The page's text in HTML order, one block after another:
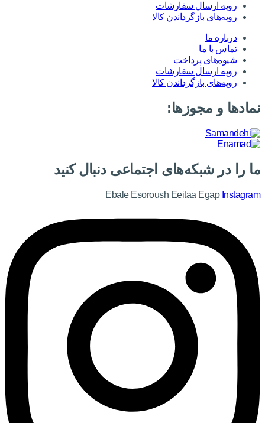
رویه ارسال سفارشات
رویه‌های بازگرداندن کالا
درباره ما
تماس با ما
شیوه‌های پرداخت
رویه ارسال سفارشات
رویه‌های بازگرداندن کالا
نمادها و مجوزها:
ما را در شبکه‌های اجتماعی دنبال کنید
Ebale Esoroush Eeitaa Egap Instagram